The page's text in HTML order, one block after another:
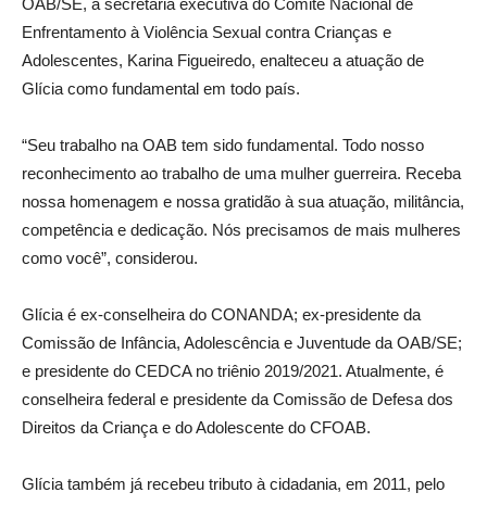
OAB/SE, a secretária executiva do Comitê Nacional de
Enfrentamento à Violência Sexual contra Crianças e
Adolescentes, Karina Figueiredo, enalteceu a atuação de
Glícia como fundamental em todo país.
“Seu trabalho na OAB tem sido fundamental. Todo nosso
reconhecimento ao trabalho de uma mulher guerreira. Receba
nossa homenagem e nossa gratidão à sua atuação, militância,
competência e dedicação. Nós precisamos de mais mulheres
como você”, considerou.
Glícia é ex-conselheira do CONANDA; ex-presidente da
Comissão de Infância, Adolescência e Juventude da OAB/SE;
e presidente do CEDCA no triênio 2019/2021. Atualmente, é
conselheira federal e presidente da Comissão de Defesa dos
Direitos da Criança e do Adolescente do CFOAB.
Glícia também já recebeu tributo à cidadania, em 2011, pelo